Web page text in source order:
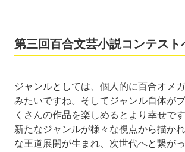
第三回百合文芸小説コンテスト
ジャンルとしては、個人的に百合オメ
みたいですね。そしてジャンル自体が
くさんの作品を楽しめるとより幸せです
新たなジャンルが様々な視点から描か
な王道展開が生まれ、次世代へと繋が